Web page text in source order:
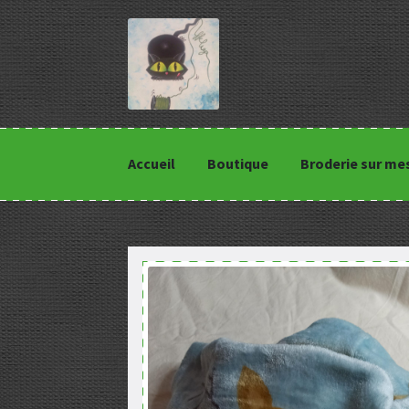
Accueil Boutique Broderie sur
Accueil Boutique Broderie sur mesure
PanierPolitique de confidentialité